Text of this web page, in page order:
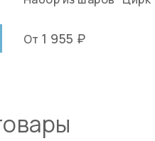
От 1 955 ₽